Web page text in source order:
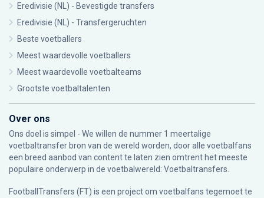
Eredivisie (NL) - Bevestigde transfers
Eredivisie (NL) - Transfergeruchten
Beste voetballers
Meest waardevolle voetballers
Meest waardevolle voetbalteams
Grootste voetbaltalenten
Over ons
Ons doel is simpel - We willen de nummer 1 meertalige
voetbaltransfer bron van de wereld worden, door alle voetbalfans
een breed aanbod van content te laten zien omtrent het meeste
populaire onderwerp in de voetbalwereld: Voetbaltransfers.
FootballTransfers (FT) is een project om voetbalfans tegemoet te